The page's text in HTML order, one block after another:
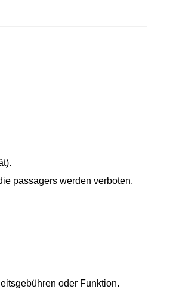
passagers werden verboten,
oder Funktion.